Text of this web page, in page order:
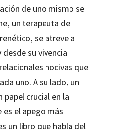
de uno mismo se
un terapeuta de
se atreve a
su vivencia
nocivas que
uno. A su lado, un
papel crucial en la
es el apego más
un libro que habla del